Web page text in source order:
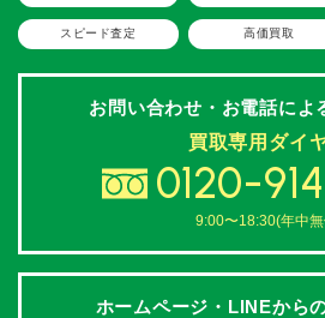
スピード査定 高価買取
お問い合わせ・お電話によ
買取専用ダイ
0120-
9:00〜18:30(年中
ホームページ・LINEから